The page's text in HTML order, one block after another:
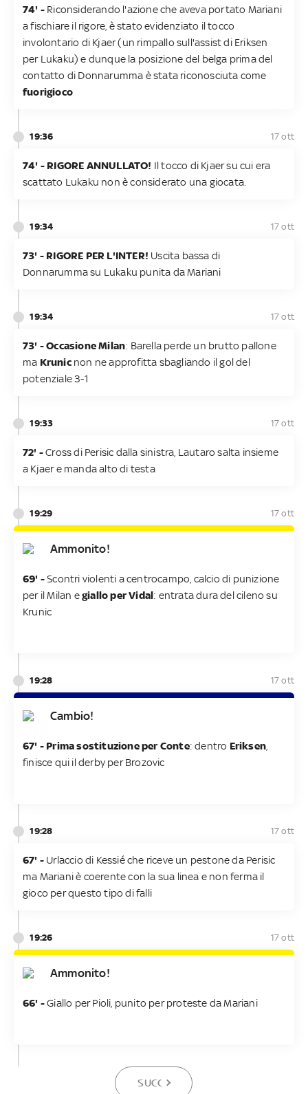
74' - Riconsiderando l'azione che aveva portato Mariani
a fischiare il rigore, è stato evidenziato il tocco
involontario di Kjaer (un rimpallo sull'assist di Eriksen
per Lukaku) e dunque la posizione del belga prima del
contatto di Donnarumma è stata riconosciuta come
fuorigioco
19:36 17 ott
74' - RIGORE ANNULLATO! Il tocco di Kjaer su cui era
scattato Lukaku non è considerato una giocata.
19:34 17 ott
73' - RIGORE PER L'INTER! Uscita bassa di
Donnarumma su Lukaku punita da Mariani
19:34 17 ott
73' -Occasione Milan: Barella perde un brutto pallone
ma Krunic non ne approfitta sbagliando il gol del
potenziale 3-1
19:33 17 ott
72' -Cross di Perisic dalla sinistra, Lautaro salta insieme
a Kjaer e manda alto di testa
19:29 17 ott
Ammonito!
69' -Scontri violenti a centrocampo, calcio di punizione
per il Milan egiallo per Vidal: entrata dura del cileno su
Krunic
19:28 17 ott
Cambio!
67' - Prima sostituzione per Conte: dentro Eriksen
finisce qui il derby per Brozovic
19:28 17 ott
67' - Urlaccio di Kessié che riceve un pestone da Perisic
ma Mariani è coerente con la sua linea e non ferma il
gioco per questo tipo di falli
19:26 17 ott
Ammonito!
66' -Giallo per Pioli, punito per proteste da Mariani
SUCCESSIVA